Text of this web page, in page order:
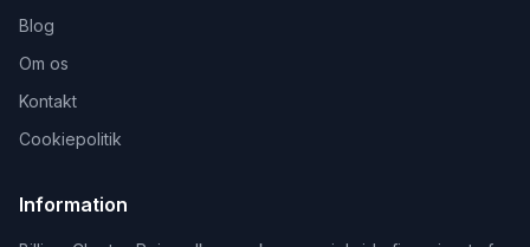
Blog
Om os
Kontakt
Cookiepolitik
Information